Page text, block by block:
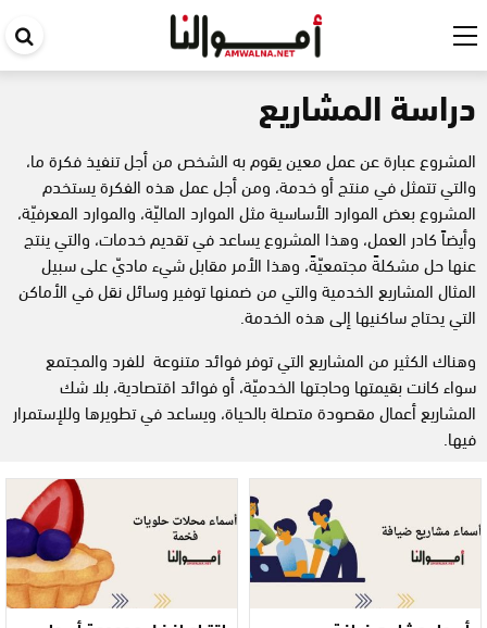
دراسة المشاريع
المشروع عبارة عن عمل معين يقوم به الشخص من أجل تنفيذ فكرة ما،
والتي تتمثل في منتج أو خدمة، ومن أجل عمل هذه الفكرة يستخدم
المشروع بعض الموارد الأساسية مثل الموارد الماليّة، والموارد المعرفيّة،
وأيضاً كادر العمل، وهذا المشروع يساعد في تقديم خدمات، والتي ينتج
عنها حل مشكلةً مجتمعيّةً، وهذا الأمر مقابل شيء ماديّ على سبيل
المثال المشاريع الخدمية والتي من ضمنها توفير وسائل نقل في الأماكن
التي يحتاج ساكنيها إلى هذه الخدمة.
وهناك الكثير من المشاريع التي توفر فوائد متنوعة للفرد والمجتمع
سواء كانت بقيمتها وحاجتها الخدميّة، أو فوائد اقتصادية، بلا شك
المشاريع أعمال مقصودة متصلة بالحياة، ويساعد في تطويرها وللإستمرار
فيها.